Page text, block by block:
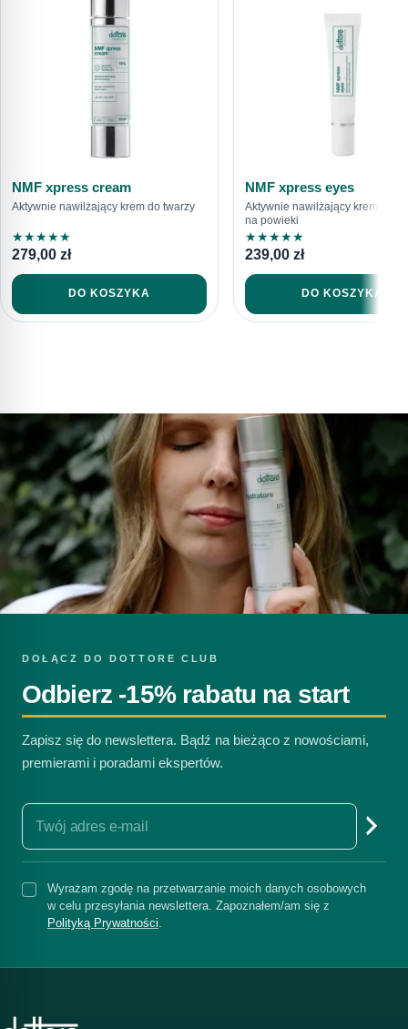
616792520
NMF xpress cream
Aktywnie nawilżający krem do twarzy
★★★★★
279,00 zł
DO KOSZYKA
NMF xpress eyes
Aktywnie nawilżający krem pod
na powieki
★★★★★
239,00 zł
DO KOSZYKA
DOŁĄCZ DO DOTTORE CLUB
Odbierz -15% rabatu na start
Zapisz się do newslettera. Bądź na bieżąco z nowościami,
premierami i poradami ekspertów.
Wyrażam zgodę na przetwarzanie moich danych osobowych
w celu przesyłania newslettera. Zapoznałem/am się z
Polityką Prywatności